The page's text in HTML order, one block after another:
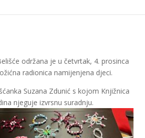
održana je u četvrtak, 4. prosinca
radionica namijenjena djeci.
Suzana Zdunić s kojom Knjižnica
njeguje izvrsnu suradnju.